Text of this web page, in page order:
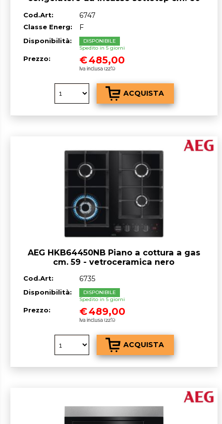
Cod.Art: 6747
Classe Energ: F
Disponibilità:
DISPONIBILE
Spedito in 5 giorni
Prezzo: €485,00
Iva inclusa (22%)
AEG HKB64450NB Piano a cottura a gas
cm. 59 - vetroceramica nero
Cod.Art: 6735
Disponibilità:
DISPONIBILE
Spedito in 5 giorni
Prezzo: €489,00
Iva inclusa (22%)